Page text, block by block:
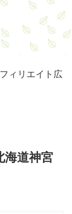
ィリエイト広
海道神宮